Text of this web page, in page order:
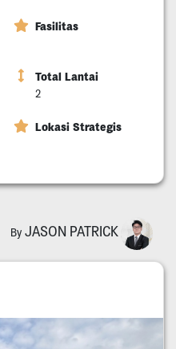
Fasilitas
Total Lantai
2
Lokasi Strategis
By JASON PATRICK